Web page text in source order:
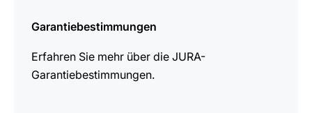
Garantiebestimmungen
Erfahren Sie mehr über die JURA-
Garantiebestimmungen.